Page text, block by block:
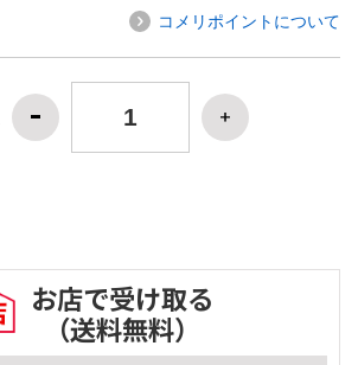
コメリポイントについて
お店で受け取る
（送料無料）